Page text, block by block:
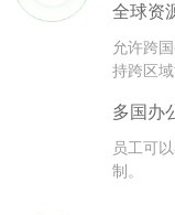
全球资
允许跨
持跨区域
多国办
员工可
制。